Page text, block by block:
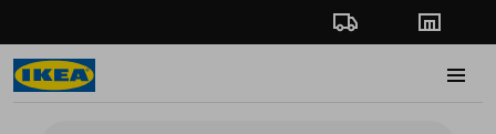
Проследяване на